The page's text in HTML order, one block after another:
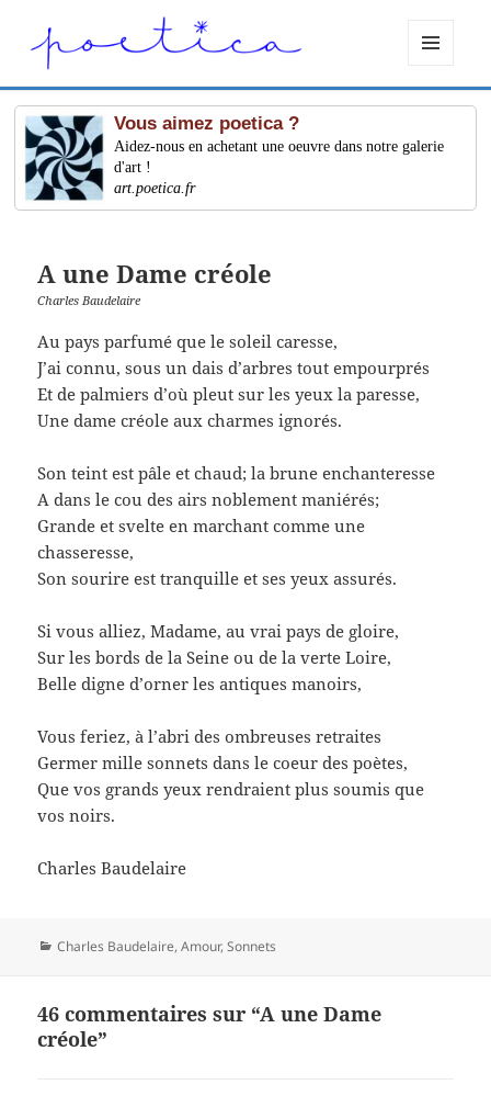
ET
WIDGETS
Vous aimez poetica ?
Aidez-nous en achetant une oeuvre dans notre galerie
d'art !
art.poetica.fr
A une Dame créole
Charles Baudelaire
Au pays parfumé que le soleil caresse,
J’ai connu, sous un dais d’arbres tout empourprés
Et de palmiers d’où pleut sur les yeux la paresse,
Une dame créole aux charmes ignorés.
Son teint est pâle et chaud; la brune enchanteresse
A dans le cou des airs noblement maniérés;
Grande et svelte en marchant comme une
chasseresse,
Son sourire est tranquille et ses yeux assurés.
Si vous alliez, Madame, au vrai pays de gloire,
Sur les bords de la Seine ou de la verte Loire,
Belle digne d’orner les antiques manoirs,
Vous feriez, à l’abri des ombreuses retraites
Germer mille sonnets dans le coeur des poètes,
Que vos grands yeux rendraient plus soumis que
vos noirs.
Charles Baudelaire
Catégories
Charles Baudelaire,Amour,Sonnets
46 commentaires sur “A une Dame
créole”